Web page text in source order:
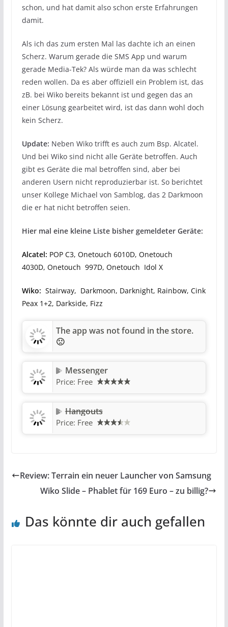
schon, und hat damit also schon erste Erfahrungen
damit.
Als ich das zum ersten Mal las dachte ich an einen
Scherz. Warum gerade die SMS App und warum
gerade Media-Tek? Als würde man da was schlecht
reden wollen. Da es aber offiziell ein Problem ist, das
zB. bei Wiko bereits bekannt ist und gegen das an
einer Lösung gearbeitet wird, ist das dann wohl doch
kein Scherz.
Update: Neben Wiko trifft es auch zum Bsp. Alcatel.
Und bei Wiko sind nicht alle Geräte betroffen. Auch
gibt es Geräte die mal betroffen sind, aber bei
anderen Usern nicht reproduzierbar ist. So berichtet
unser Kollege Michael von Samblog, das 2 Darkmoon
die er hat nicht betroffen seien.
Hier mal eine kleine Liste bisher gemeldeter Geräte:
Alcatel: POP C3, Onetouch 6010D, Onetouch
4030D, Onetouch 997D, Onetouch Idol X
Wiko: Stairway, Darkmoon, Darknight, Rainbow, Cink
Peax 1+2, Darkside, Fizz
The app was not found in the store.
🙁
Messenger
Price: Free
Hangouts
Price: Free
Review: Terrain ein neuer Launcher von Samsung
Wiko Slide – Phablet für 169 Euro – zu billig?
Das könnte dir auch gefallen